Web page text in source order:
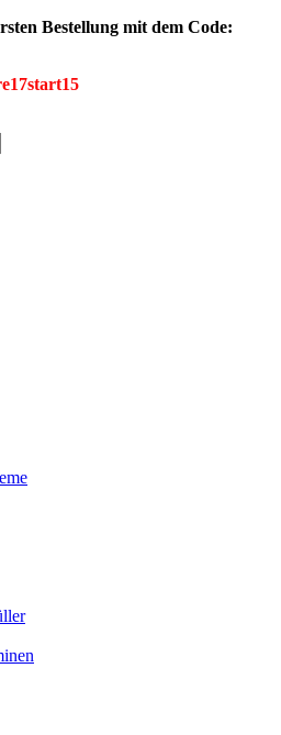
Bestellung mit dem Code: